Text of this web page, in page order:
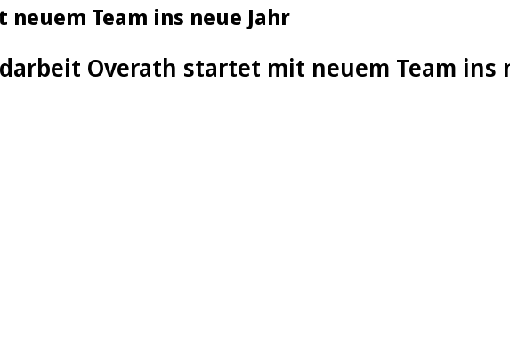
Team ins neue Jahr
Overath startet mit neuem Team ins